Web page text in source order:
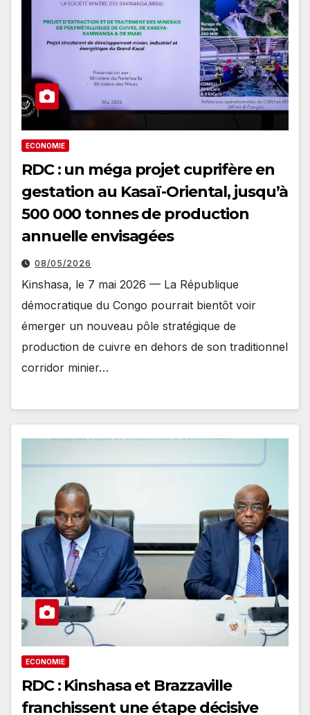
ECONOMIE
RDC : un méga projet cuprifère en
gestation au Kasaï-Oriental, jusqu’à
500 000 tonnes de production
annuelle envisagées
08/05/2026
Kinshasa, le 7 mai 2026 — La République
démocratique du Congo pourrait bientôt voir
émerger un nouveau pôle stratégique de
production de cuivre en dehors de son traditionnel
corridor minier…
ECONOMIE
RDC : Kinshasa et Brazzaville
franchissent une étape décisive